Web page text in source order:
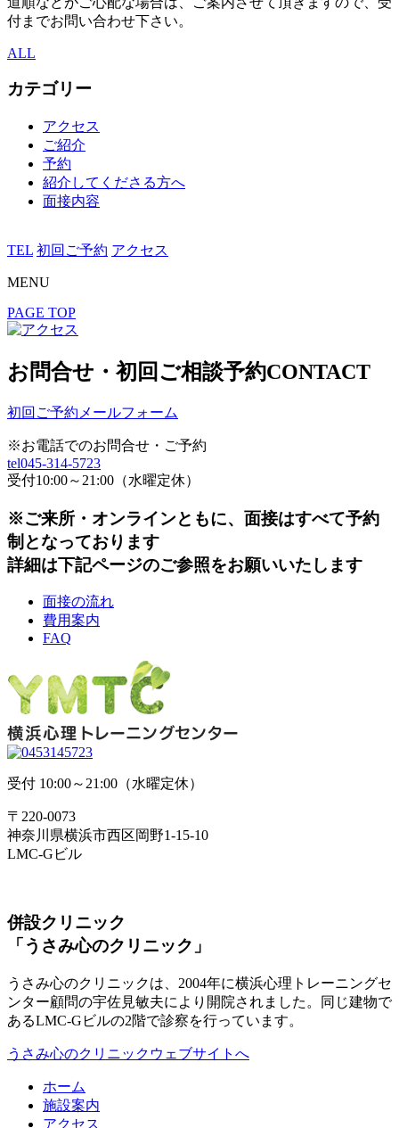
付までお問い合わせ下さい。
ALL
カテゴリー
アクセス
ご紹介
予約
紹介してくださる方へ
面接内容
TEL 初回ご予約 アクセス
MENU
PAGE TOP
お問合せ・初回ご相談予約CONTACT
初回ご予約メールフォーム
※お電話でのお問合せ・ご予約
tel045-314-5723
受付10:00～21:00（水曜定休）
※ご来所・オンラインともに、面接はすべて予約
制となっております
詳細は下記ページのご参照をお願いいたします
面接の流れ
費用案内
FAQ
受付 10:00～21:00（水曜定休）
〒220-0073
神奈川県横浜市西区岡野1-15-10
LMC-Gビル
併設クリニック
「うさみ心のクリニック」
うさみ心のクリニックは、2004年に横浜心理トレーニングセ
ンター顧問の宇佐見敏夫により開院されました。同じ建物で
あるLMC-Gビルの2階で診察を行っています。
うさみ心のクリニックウェブサイトへ
ホーム
施設案内
アクセス